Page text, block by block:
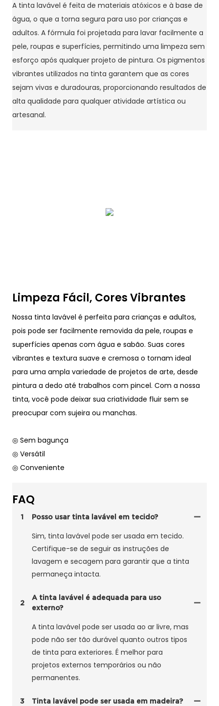
A tinta lavável é feita de materiais atóxicos e à base de
água, o que a torna segura para uso por crianças e
adultos. A fórmula foi projetada para lavar facilmente a
pele, roupas e superfícies, permitindo uma limpeza sem
esforço após qualquer projeto de pintura. Os pigmentos
vibrantes utilizados na tinta garantem que as cores
sejam vivas e duradouras, proporcionando resultados de
alta qualidade para qualquer atividade artística ou
artesanal.
Limpeza Fácil, Cores Vibrantes
Nossa tinta lavável é perfeita para crianças e adultos,
pois pode ser facilmente removida da pele, roupas e
superfícies apenas com água e sabão. Suas cores
vibrantes e textura suave e cremosa o tornam ideal
para uma ampla variedade de projetos de arte, desde
pintura a dedo até trabalhos com pincel. Com a nossa
tinta, você pode deixar sua criatividade fluir sem se
preocupar com sujeira ou manchas.
◎ Sem bagunça
◎ Versátil
◎ Conveniente
FAQ
1 Posso usar tinta lavável em tecido?
Sim, tinta lavável pode ser usada em tecido.
Certifique-se de seguir as instruções de
lavagem e secagem para garantir que a tinta
permaneça intacta.
2
A tinta lavável é adequada para uso
externo?
A tinta lavável pode ser usada ao ar livre, mas
pode não ser tão durável quanto outros tipos
de tinta para exteriores. É melhor para
projetos externos temporários ou não
permanentes.
3 Tinta lavável pode ser usada em madeira?